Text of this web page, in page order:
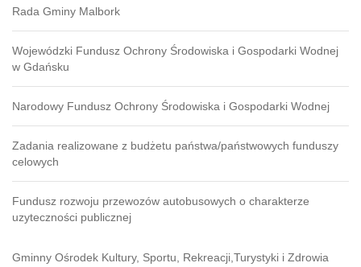
Rada Gminy Malbork
Wojewódzki Fundusz Ochrony Środowiska i Gospodarki Wodnej
w Gdańsku
Narodowy Fundusz Ochrony Środowiska i Gospodarki Wodnej
Zadania realizowane z budżetu państwa/państwowych funduszy
celowych
Fundusz rozwoju przewozów autobusowych o charakterze
uzyteczności publicznej
Gminny Ośrodek Kultury, Sportu, Rekreacji,Turystyki i Zdrowia